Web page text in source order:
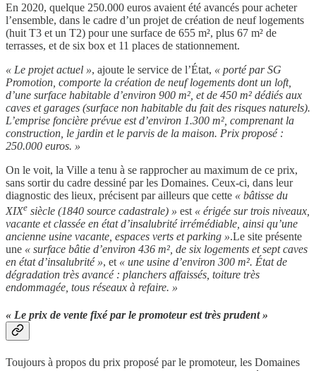
En 2020, quelque 250.000 euros avaient été avancés pour acheter
l’ensemble, dans le cadre d’un projet de création de neuf logements
(huit T3 et un T2) pour une surface de 655 m², plus 67 m² de
terrasses, et de six box et 11 places de stationnement.
« Le projet actuel », ajoute le service de l’État, « porté par SG
Promotion, comporte la création de neuf logements dont un loft,
d’une surface habitable d’environ 900 m², et de 450 m² dédiés aux
caves et garages (surface non habitable du fait des risques naturels).
L’emprise foncière prévue est d’environ 1.300 m², comprenant la
construction, le jardin et le parvis de la maison. Prix proposé :
250.000 euros. »
On le voit, la Ville a tenu à se rapprocher au maximum de ce prix,
sans sortir du cadre dessiné par les Domaines. Ceux-ci, dans leur
diagnostic des lieux, précisent par ailleurs que cette « bâtisse du
XIXe siècle (1840 source cadastrale) » est « érigée sur trois niveaux,
vacante et classée en état d’insalubrité irrémédiable, ainsi qu’une
ancienne usine vacante, espaces verts et parking ».Le site présente
une « surface bâtie d’environ 436 m², de six logements et sept caves
en état d’insalubrité », et « une usine d’environ 300 m². État de
dégradation très avancé : planchers affaissés, toiture très
endommagée, tous réseaux à refaire. »
« Le prix de vente fixé par le promoteur est très prudent »
Toujours à propos du prix proposé par le promoteur, les Domaines